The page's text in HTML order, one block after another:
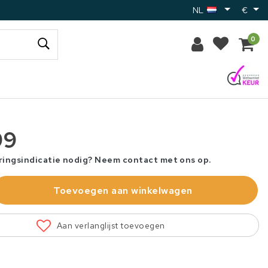
NL €
0
nodig? Neem contact met ons op.
Toevoegen aan winkelwagen
Aan verlanglijst toevoegen